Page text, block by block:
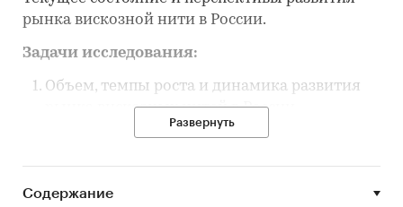
рынка вискозной нити в России.
Задачи исследования:
Объем, темпы роста и динамика развития
рынка вискозных нитей в России.
Объем импорта и экспорта в Россию
Рыночные доли производителей на рынке
Развернуть
Содержание